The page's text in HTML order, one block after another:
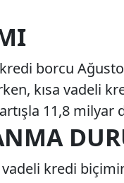
borcu
kısa vadeli
11,8 milyar
vadeli kredi